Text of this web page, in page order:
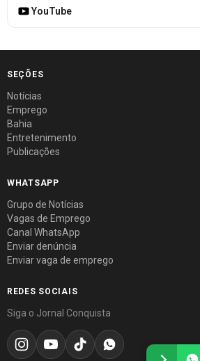
YouTube
SEÇÕES
Notícias
Emprego
Bahia
Entretenimento
Publicações
WHATSAPP
Grupo de Notícias
Vagas de Emprego
Canal WhatsApp
Enviar denúncia
Enviar vaga de emprego
REDES SOCIAIS
Siga o Jornal Conquista